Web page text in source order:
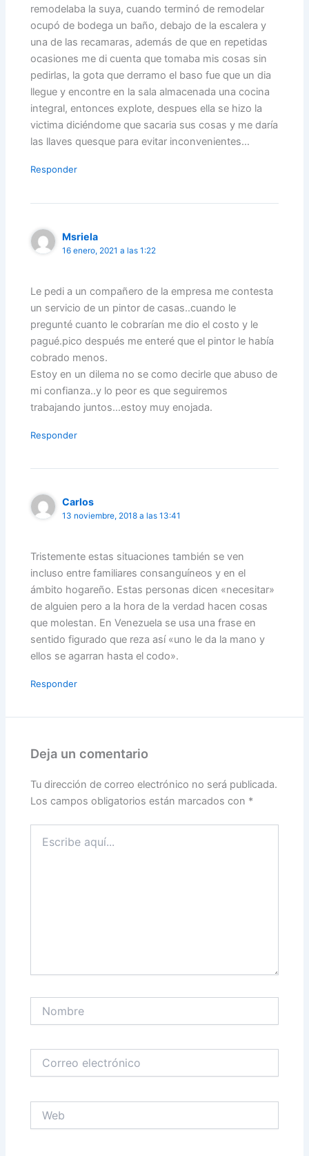
remodelaba la suya, cuando terminó de remodelar
ocupó de bodega un baño, debajo de la escalera y
una de las recamaras, además de que en repetidas
ocasiones me di cuenta que tomaba mis cosas sin
pedirlas, la gota que derramo el baso fue que un dia
llegue y encontre en la sala almacenada una cocina
integral, entonces explote, despues ella se hizo la
victima diciéndome que sacaria sus cosas y me daría
las llaves quesque para evitar inconvenientes…
Responder
Msriela
16 enero, 2021 a las 1:22
Le pedi a un compañero de la empresa me contesta
un servicio de un pintor de casas..cuando le
pregunté cuanto le cobrarían me dio el costo y le
pagué.pico después me enteré que el pintor le había
cobrado menos.
Estoy en un dilema no se como decirle que abuso de
mi confianza..y lo peor es que seguiremos
trabajando juntos…estoy muy enojada.
Responder
Carlos
13 noviembre, 2018 a las 13:41
Tristemente estas situaciones también se ven
incluso entre familiares consanguíneos y en el
ámbito hogareño. Estas personas dicen «necesitar»
de alguien pero a la hora de la verdad hacen cosas
que molestan. En Venezuela se usa una frase en
sentido figurado que reza así «uno le da la mano y
ellos se agarran hasta el codo».
Responder
Deja un comentario
Tu dirección de correo electrónico no será publicada.
Los campos obligatorios están marcados con *
aquí...
electrónico